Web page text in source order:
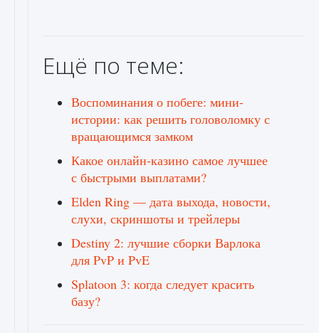
Ещё по теме:
Воспоминания о побеге: мини-
истории: как решить головоломку с
вращающимся замком
Какое онлайн-казино самое лучшее
с быстрыми выплатами?
Elden Ring — дата выхода, новости,
слухи, скриншоты и трейлеры
Destiny 2: лучшие сборки Варлока
для PvP и PvE
Splatoon 3: когда следует красить
базу?